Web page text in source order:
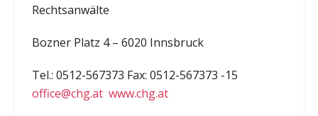
Rechtsanwälte
Bozner Platz 4 – 6020 Innsbruck
Tel.: 0512-567373 Fax: 0512-567373 -15
office@chg.at www.chg.at